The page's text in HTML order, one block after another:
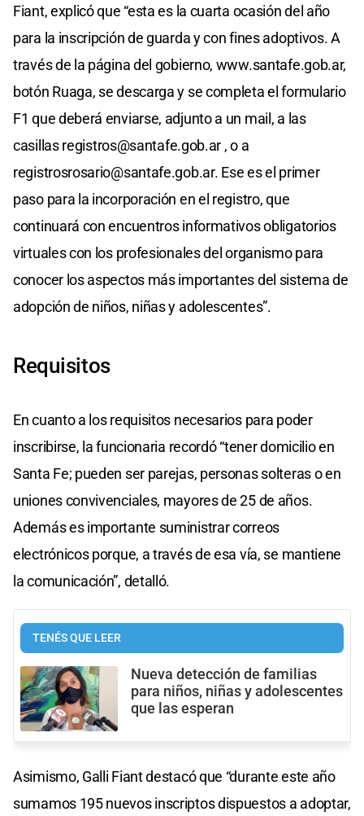
Fiant, explicó que “esta es la cuarta ocasión del año
para la inscripción de guarda y con fines adoptivos. A
través de la página del gobierno, www.santafe.gob.ar,
botón Ruaga, se descarga y se completa el formulario
F1 que deberá enviarse, adjunto a un mail, a las
casillasregistros@santafe.gob.ar , o a
registrosrosario@santafe.gob.ar. Ese es el primer
paso para la incorporación en el registro, que
continuará con encuentros informativos obligatorios
virtuales con los profesionales del organismo para
conocer los aspectos más importantes del sistema de
adopción de niños, niñas y adolescentes”.
Requisitos
En cuanto a los requisitos necesarios para poder
inscribirse, la funcionaria recordó “tener domicilio en
Santa Fe; pueden ser parejas, personas solteras o en
uniones convivenciales, mayores de 25 de años.
Además es importante suministrar correos
electrónicos porque, a través de esa vía, se mantiene
la comunicación”, detalló.
TENÉS QUE LEER
Nueva detección de familias
para niños, niñas y adolescentes
que las esperan
Asimismo, Galli Fiant destacó que “durante este año
sumamos 195 nuevos inscriptos dispuestos a adoptar,